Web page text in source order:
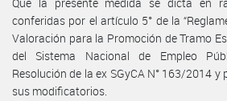
conferidas por el artículo 5° de la
Valoración para la Promoción de Tramo
del Sistema Nacional de Empleo
Resolución de la ex SGyCA N° 163/2014 y
sus modificatorios.